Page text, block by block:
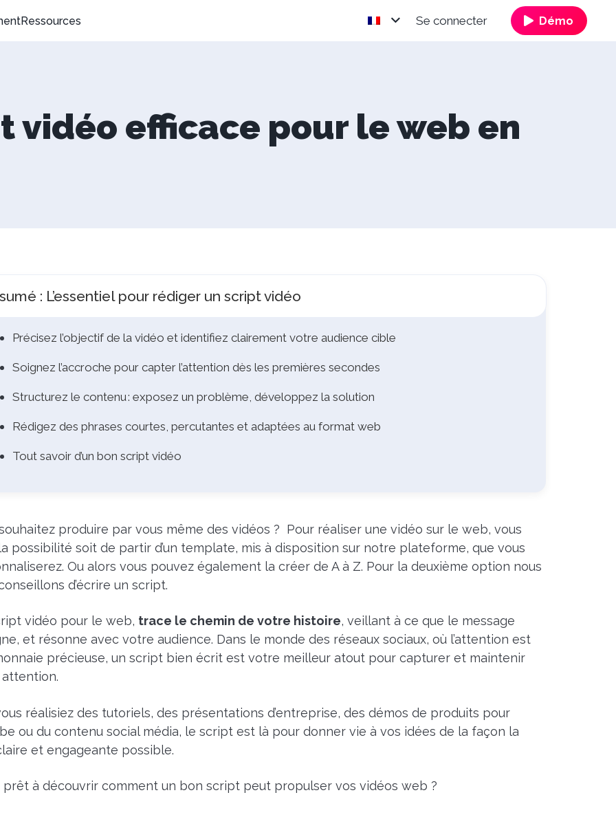
Ressources Se connecter Démo
vidéo efficace pour le web en
: L’essentiel pour rédiger un script vidéo
Précisez l’objectif de la vidéo et identifiez clairement votre audience cible
Soignez l’accroche pour capter l’attention dès les premières secondes
Structurez le contenu : exposez un problème, développez la solution
Rédigez des phrases courtes, percutantes et adaptées au format web
Tout savoir d’un bon script vidéo
produire par vous même des vidéos ? Pour réaliser une vidéo sur le web, vous
possibilité soit de partir d’un template, mis à disposition sur notre plateforme, que vous
Ou alors vous pouvez également la créer de A à Z. Pour la deuxième option nous
d’écrire un script.
vidéo pour le web, trace le chemin de votre histoire, veillant à ce que le message
et résonne avec votre audience. Dans le monde des réseaux sociaux, où l’attention est
précieuse, un script bien écrit est votre meilleur atout pour capturer et maintenir
réalisiez des tutoriels, des présentations d’entreprise, des démos de produits pour
ou du contenu social média, le script est là pour donner vie à vos idées de la façon la
et engageante possible.
prêt à découvrir comment un bon script peut propulser vos vidéos web ?